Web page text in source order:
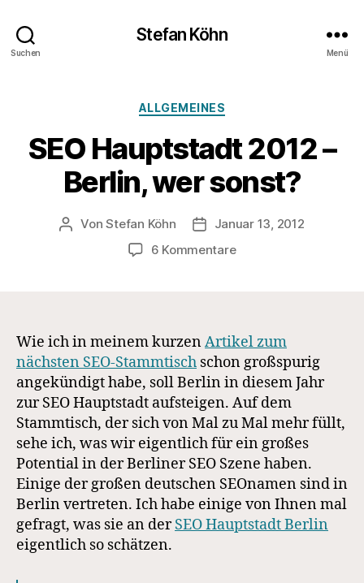
Suchen
Stefan Köhn
Menü
Kategorien
ALLGEMEINES
SEO Hauptstadt 2012 –
Berlin, wer sonst?
Beitragsautor
VonStefan Köhn Beitragsdatum
Januar 13, 2012
6 Kommentarezu
Berlin,
wer
sonst?
Wie ich in meinem kurzenArtikel zum
nächsten SEO-Stammtisch schon großspurig
angekündigt habe, soll Berlin in diesem Jahr
zur SEO Hauptstadt aufsteigen. Auf dem
Stammtisch, der sich von Mal zu Mal mehr füllt,
sehe ich, was wir eigentlich für ein großes
Potential in der Berliner SEO Szene haben.
Einige der großen deutschen SEOnamen sind in
Berlin vertreten. Ich habe einige von Ihnen mal
gefragt, was sie an derSEO Hauptstadt Berlin
eigentlich so schätzen.